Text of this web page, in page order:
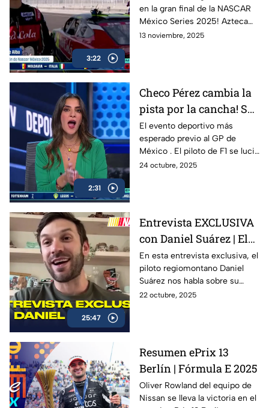
3:22
los campeones
en la gran final de la NASCAR
México Series 2025! Azteca
Deportes estuvo presente en
automovilismo nacional.
13 noviembre, 2025
2:31
Checo Pérez cambia la
pista por la cancha! Se
celebró la 10ª edición
de “De la Pista a la
Cancha”
El evento deportivo más
esperado previo al GP de
México . El piloto de F1 se lució
con Hack trick.
24 octubre, 2025
25:47
Entrevista EXCLUSIVA
con Daniel Suárez | El
Piloto Mexicano que
firma con Spire
Motorsports
En esta entrevista exclusiva, el
piloto regiomontano Daniel
Suárez nos habla sobre su
trayectoria en la NASCAR Cup
máxima categoría del
automovilismo
estadounidense.
22 octubre, 2025
Resumen ePrix 13
Berlín | Fórmula E 2025
Oliver Rowland del equipo de
Nissan se lleva la victoria en el